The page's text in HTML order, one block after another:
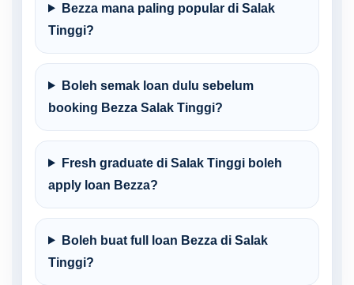
Bezza mana paling popular di Salak
Tinggi?
Boleh semak loan dulu sebelum
booking Bezza Salak Tinggi?
Fresh graduate di Salak Tinggi boleh
apply loan Bezza?
Boleh buat full loan Bezza di Salak
Tinggi?